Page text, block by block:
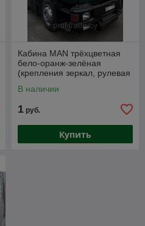
Кабина MAN трёхцветная
бело-оранж-зелёная
(крепления зеркал, рулевая
дверей)
В наличии
1 руб.
Купить